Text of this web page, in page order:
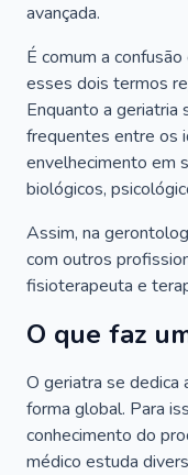
avançada.
É comum a
esses dois termos
Enquanto a geriatria
frequentes entre os
envelhecimento em
biológicos,
Assim, na
com outros
fisioterapeuta e
O que faz
O geriatra se dedica
forma global. Para
conhecimento do
médico estuda